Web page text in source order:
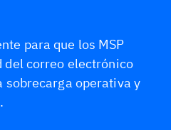
para que los MSP
del correo electrónico
sobrecarga operativa y